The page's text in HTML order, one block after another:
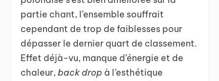
partie chant, l’ensemble souffrait
cependant de trop de faiblesses pour
dépasser le dernier quart de classement.
Effet déjà-vu, manque d’énergie et de
chaleur,back drop à l’esthétique